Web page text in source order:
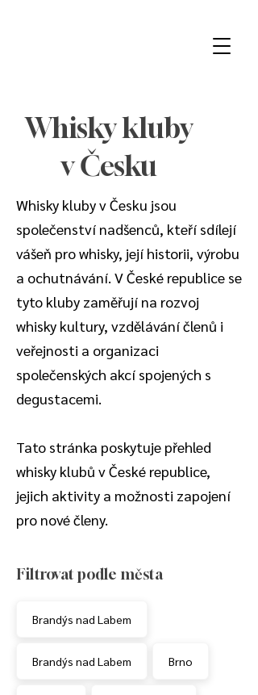
Whisky kluby
v Česku
Whisky kluby v Česku jsou
společenství nadšenců, kteří sdílejí
vášeň pro whisky, její historii, výrobu
a ochutnávání. V České republice se
tyto kluby zaměřují na rozvoj
whisky kultury, vzdělávání členů i
veřejnosti a organizaci
společenských akcí spojených s
degustacemi.
Tato stránka poskytuje přehled
whisky klubů v České republice,
jejich aktivity a možnosti zapojení
pro nové členy.
Filtrovat podle města
Brandýs nad Labem
Brandýs nad Labem Brno